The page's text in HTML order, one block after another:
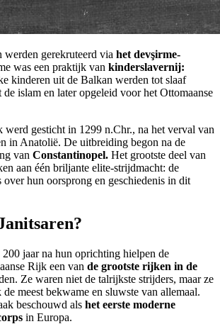
werden gerekruteerd via het devşirme-
was een praktijk van kinderslavernij:
kinderen uit de Balkan werden tot slaaf
de islam en later opgeleid voor het Ottomaanse
werd gesticht in 1299 n.Chr., na het verval van
in Anatolië. De uitbreiding begon na de
van Constantinopel. Het grootste deel van
aan één briljante elite-strijdmacht: de
over hun oorsprong en geschiedenis in dit
200 jaar na hun oprichting hielpen de
Rijk een van de grootste rijken in de
Ze waren niet de talrijkste strijders, maar ze
meest bekwame en sluwste van allemaal.
beschouwd als het eerste moderne
in Europa.